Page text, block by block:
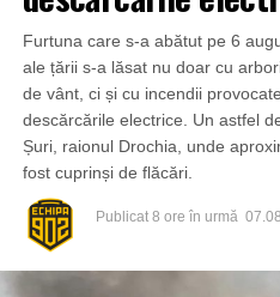
Furtuna care s-a abătut pe 6
ale țării s-a lăsat nu doar cu
de vânt, ci și cu incendii
descărcările electrice. Un astfel
Șuri, raionul Drochia, unde
fost cuprinși de flăcări.
Publicat 8 ore în urmă